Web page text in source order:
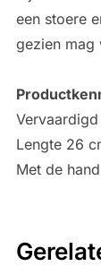
een stoere
gezien mag
Lengte 26
Met de